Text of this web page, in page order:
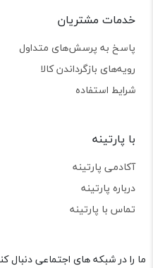
خدمات مشتریان
پاسخ به پرسش‌های متداول
رویه‌های بازگرداندن کالا
شرایط استفاده
با پارتینه
آکادمی پارتینه
درباره پارتینه
تماس با پارتینه
ما را در شبکه های اجتماعی دنبال